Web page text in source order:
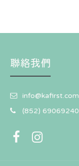
聯絡我們
info@kafirst.com
(852) 69069240